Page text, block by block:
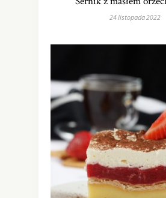
24 listopada 2022